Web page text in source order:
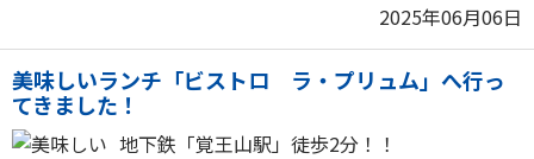
2025年06月06日
美味しいランチ「ビストロ ラ・プリュム」へ行っ
てきました！
地下鉄「覚王山駅」徒歩2分！！